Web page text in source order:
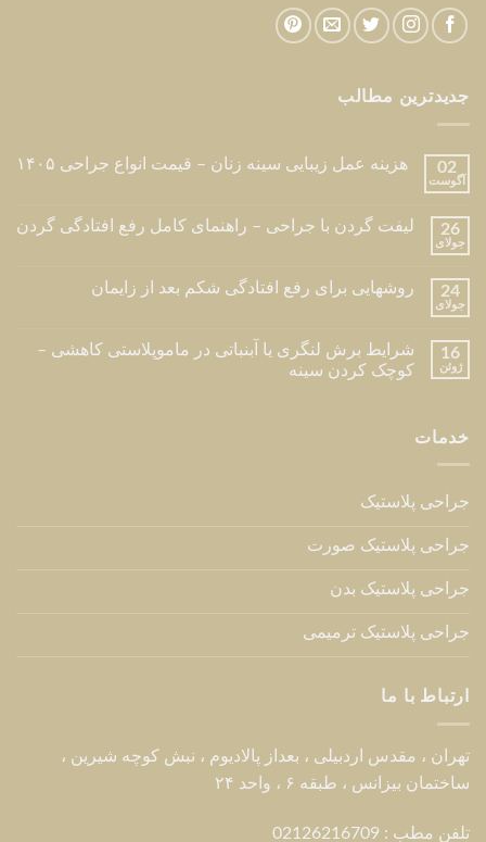
جدیدترین مطالب
02
آگوست
هزینه عمل زیبایی سینه زنان – قیمت انواع جراحی ۱۴۰۵
26
جولای
لیفت گردن با جراحی – راهنمای کامل رفع افتادگی گردن
24
جولای
روشهایی برای رفع افتادگی شکم بعد از زایمان
16
ژوئن
شرایط برش لنگری یا آبنباتی در ماموپلاستی کاهشی –
کوچک کردن سینه
خدمات
جراحی پلاستیک
جراحی پلاستیک صورت
جراحی پلاستیک بدن
جراحی پلاستیک ترمیمی
ارتباط با ما
تهران ، مقدس اردبیلی ، بعداز پالادیوم ، نبش کوچه شیرین ،
ساختمان بیزانس ، طبقه ۶ ، واحد ۲۴
تلفن مطب : 02126216709